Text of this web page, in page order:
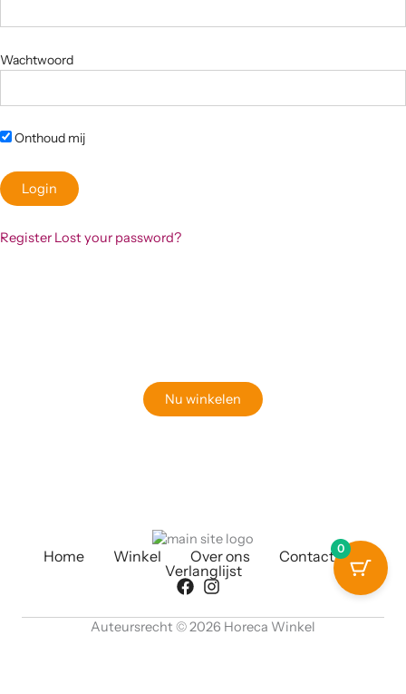
Wachtwoord
Onthoud mij
Register Lost your password?
Nu winkelen
Home Winkel Over ons
Contact
Verlanglijst
Auteursrecht © 2026 Horeca Winkel
0